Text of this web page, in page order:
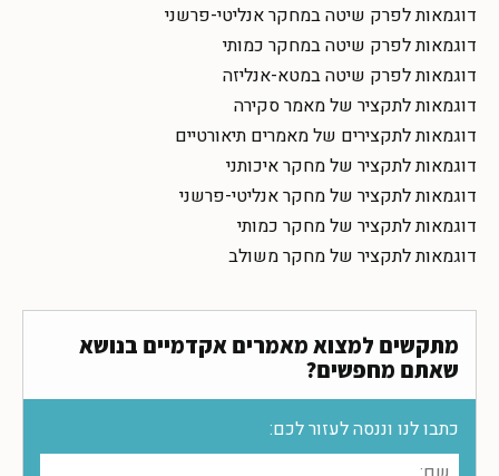
דוגמאות לפרק שיטה במחקר אנליטי-פרשני
דוגמאות לפרק שיטה במחקר כמותי
דוגמאות לפרק שיטה במטא-אנליזה
דוגמאות לתקציר של מאמר סקירה
דוגמאות לתקצירים של מאמרים תיאורטיים
דוגמאות לתקציר של מחקר איכותני
דוגמאות לתקציר של מחקר אנליטי-פרשני
דוגמאות לתקציר של מחקר כמותי
דוגמאות לתקציר של מחקר משולב
מתקשים למצוא מאמרים אקדמיים בנושא
שאתם מחפשים?
כתבו לנו וננסה לעזור לכם: